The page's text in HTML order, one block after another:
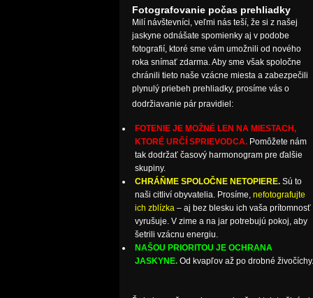
Fotografovanie počas prehliadky
Milí návštevníci, veľmi nás teší, že si z našej
jaskyne odnášate spomienky aj v podobe
fotografií, ktoré sme vám umožnili od nového
roka snímať zdarma. Aby sme však spoločne
chránili tieto naše vzácne miesta a zabezpečili
plynulý priebeh prehliadky, prosíme vás o
dodržiavanie pár pravidiel:
FOTENIE JE MOŽNÉ LEN NA MIESTACH,
KTORÉ URČÍ SPRIEVODCA.Pomôžete nám
tak dodržať časový harmonogram pre ďalšie
skupiny.
CHRÁŇME SPOLOČNE NETOPIERE.Sú to
naši citliví obyvatelia. Prosíme, nefotografujte
ich zblízka– aj bez blesku ich vaša prítomnosť
vyrušuje. V zime a na jar potrebujú pokoj, aby
šetrili vzácnu energiu.
NAŠOU PRIORITOU JE OCHRANA
JASKYNE. Od kvapľov až po drobné živočíchy.